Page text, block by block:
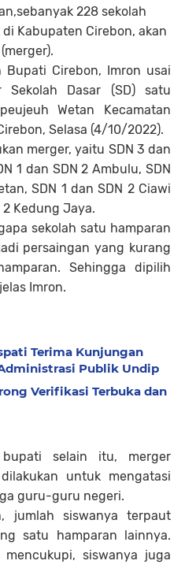
228 sekolah
Kabupaten Cirebon, akan
Bupati Cirebon, Imron usai
Sekolah Dasar (SD) satu
Wetan Kecamatan
Selasa (4/10/2022).
merger, yaitu SDN 3 dan
1 dan SDN 2 Ambulu, SDN
SDN 1 dan SDN 2 Ciawi
2 Kedung Jaya.
sekolah satu hamparan
persaingan yang kurang
Sehingga dipilih
Imron.
Terima Kunjungan
Publik Undip
Verifikasi Terbuka dan
selain itu, merger
untuk mengatasi
guru-guru negeri.
jumlah siswanya terpaut
satu hamparan lainnya.
siswanya juga